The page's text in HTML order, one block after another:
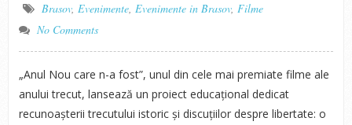
Brasov, Evenimente, Evenimente in Brasov, Filme
No Comments
„Anul Nou care n-a fost”, unul din cele mai premiate filme ale
anului trecut, lansează un proiect educațional dedicat
recunoașterii trecutului istoric și discuțiilor despre libertate: o